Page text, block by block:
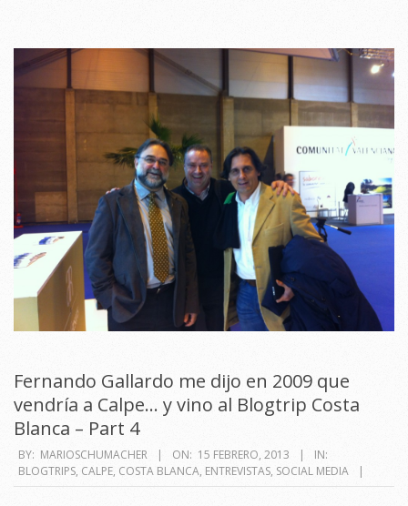
Fernando Gallardo me dijo en 2009 que
vendría a Calpe… y vino al Blogtrip Costa
Blanca – Part 4
2013-
02-
BY: MARIOSCHUMACHER ON: 15 FEBRERO, 2013
IN:
BLOGTRIPS, CALPE, COSTA BLANCA, ENTREVISTAS, SOCIAL MEDIA